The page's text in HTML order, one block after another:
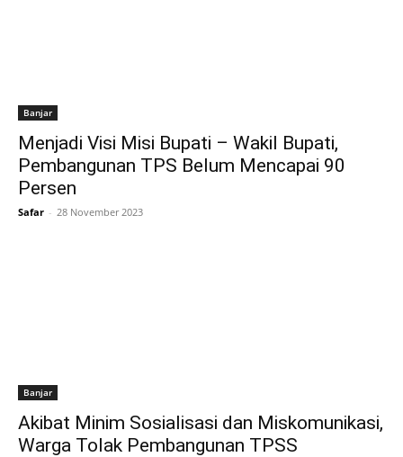
Banjar
Menjadi Visi Misi Bupati – Wakil Bupati,
Pembangunan TPS Belum Mencapai 90
Persen
Safar - 28 November 2023
Banjar
Akibat Minim Sosialisasi dan Miskomunikasi,
Warga Tolak Pembangunan TPSS